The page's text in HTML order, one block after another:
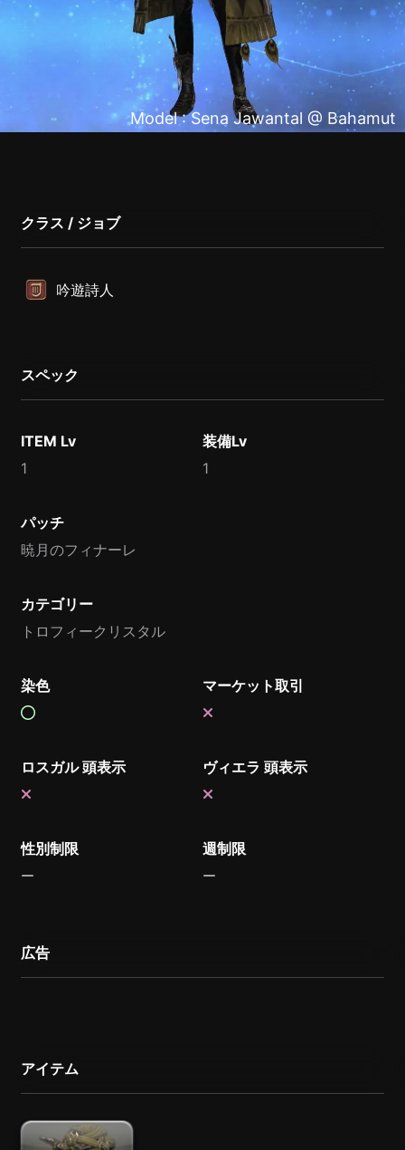
Model : Sena Jawantal @ Bahamut
クラス / ジョブ
吟遊詩人
スペック
ITEM Lv
1
装備Lv
1
パッチ
暁月のフィナーレ
カテゴリー
トロフィークリスタル
染色 マーケット取引
ロスガル 頭表示 ヴィエラ 頭表示
性別制限 週制限
広告
アイテム